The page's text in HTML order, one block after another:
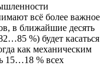
всё более важное
в ближайшие десять
%) будет касаться
как механическим
15…18 % всех